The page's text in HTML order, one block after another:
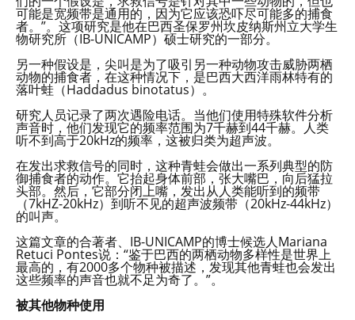
可能是宽频带是通用的，因为它应该恐吓尽可能多的捕食
者。”。这项研究是他在巴西圣保罗州坎皮纳斯州立大学生
物研究所（IB-UNICAMP）硕士研究的一部分。
另一种假设是，尖叫是为了吸引另一种动物攻击威胁两栖
动物的捕食者，在这种情况下，是巴西大西洋雨林特有的
落叶蛙（Haddadus binotatus）。
研究人员记录了两次遇险电话。当他们使用特殊软件分析
声音时，他们发现它的频率范围为7千赫到44千赫。人类
听不到高于20kHz的频率，这被归类为超声波。
在发出求救信号的同时，这种青蛙会做出一系列典型的防
御捕食者的动作。它抬起身体前部，张大嘴巴，向后猛拉
头部。然后，它部分闭上嘴，发出从人类能听到的频带
（7kHZ-20kHz）到听不见的超声波频带（20kHz-44kHz）
的叫声。
这篇文章的合著者、IB-UNICAMP的博士候选人Mariana
Retuci Pontes说：“鉴于巴西的两栖动物多样性是世界上
最高的，有2000多个物种被描述，发现其他青蛙也会发出
这些频率的声音也就不足为奇了。”。
被其他物种使用